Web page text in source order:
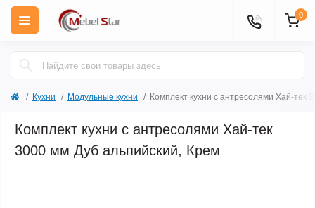
0
Кухни Модульные кухни Комплект кухни с антресолями Хай-тек
Комплект кухни с антресолями Хай-тек
3000 мм Дуб альпийский, Крем